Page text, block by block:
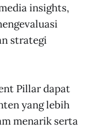
insights,
strategi
Pillar dapat
yang lebih
menarik serta